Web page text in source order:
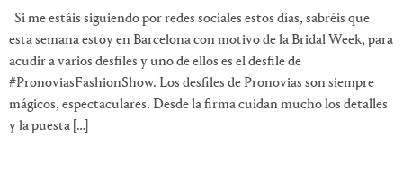
Si me estáis siguiendo por redes sociales estos días, sabréis que
esta semana estoy en Barcelona con motivo de la Bridal Week, para
acudir a varios desfiles y uno de ellos es el desfile de
#PronoviasFashionShow. Los desfiles de Pronovias son siempre
mágicos, espectaculares. Desde la firma cuidan mucho los detalles
y la puesta […]